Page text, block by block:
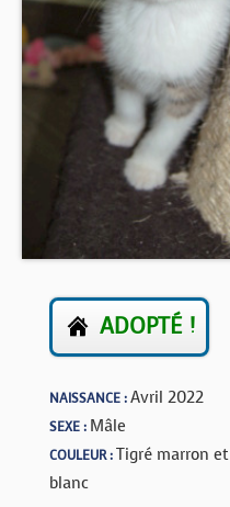
BOUTIQUE
FORUM
ADOPTÉ !
NAISSANCE :Avril 2022
SEXE : Mâle
COULEUR :Tigré marron et
blanc